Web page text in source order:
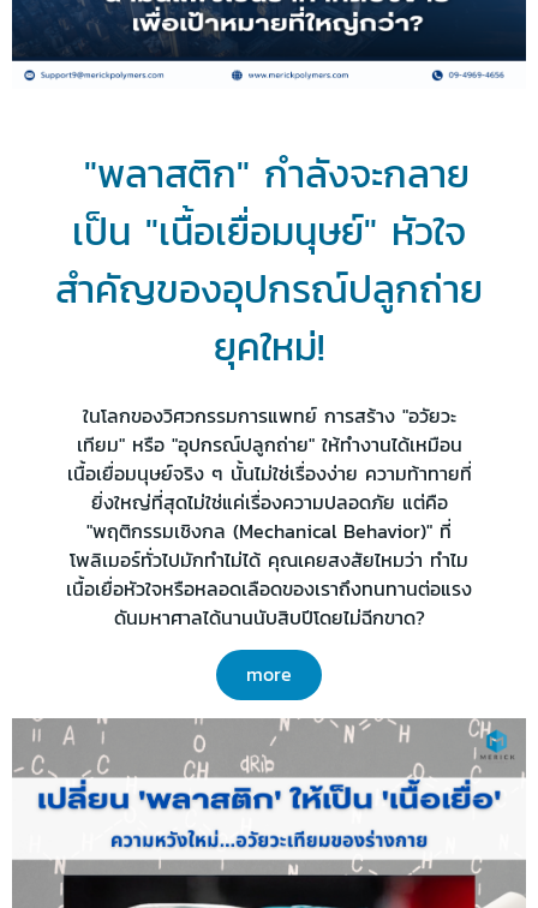
"พลาสติก" กำลังจะกลาย
เป็น "เนื้อเยื่อมนุษย์" หัวใจ
สำคัญของอุปกรณ์ปลูกถ่าย
ยุคใหม่!
ในโลกของวิศวกรรมการแพทย์ การสร้าง "อวัยวะ
เทียม" หรือ "อุปกรณ์ปลูกถ่าย" ให้ทำงานได้เหมือน
เนื้อเยื่อมนุษย์จริง ๆ นั้นไม่ใช่เรื่องง่าย ความท้าทายที่
ยิ่งใหญ่ที่สุดไม่ใช่แค่เรื่องความปลอดภัย แต่คือ
"พฤติกรรมเชิงกล (Mechanical Behavior)" ที่
โพลิเมอร์ทั่วไปมักทำไม่ได้ คุณเคยสงสัยไหมว่า ทำไม
เนื้อเยื่อหัวใจหรือหลอดเลือดของเราถึงทนทานต่อแรง
ดันมหาศาลได้นานนับสิบปีโดยไม่ฉีกขาด?
more